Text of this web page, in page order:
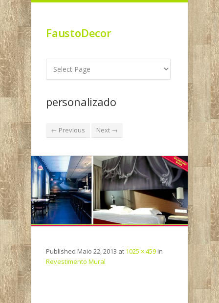
FaustoDecor
personalizado
← Previous Next →
Published Maio 22, 2013 at 1025 × 459 in
Revestimento Mural